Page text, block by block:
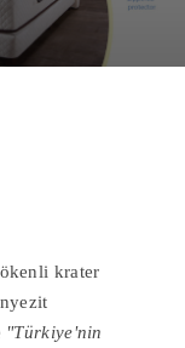
krater
"Türkiye'nin